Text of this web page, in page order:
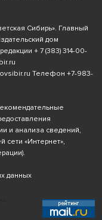
Сибирь». Главный
дом
+ 7 (383) 314-00-
Телефон +7-983-
и анализа сведений,
сети «Интернет»,
данных